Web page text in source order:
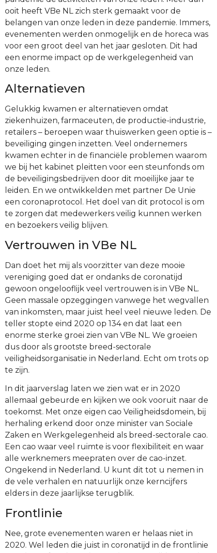
ooit heeft VBe NL zich sterk gemaakt voor de
belangen van onze leden in deze pandemie. Immers,
evenementen werden onmogelijk en de horeca was
voor een groot deel van het jaar gesloten. Dit had
een enorme impact op de werkgelegenheid van
onze leden.
Alternatieven
Gelukkig kwamen er alternatieven omdat
ziekenhuizen, farmaceuten, de productie-industrie,
retailers – beroepen waar thuiswerken geen optie is –
beveiliging gingen inzetten. Veel ondernemers
kwamen echter in de financiële problemen waarom
we bij het kabinet pleitten voor een steunfonds om
de beveiligingsbedrijven door dit moeilijke jaar te
leiden. En we ontwikkelden met partner De Unie
een coronaprotocol. Het doel van dit protocol is om
te zorgen dat medewerkers veilig kunnen werken
en bezoekers veilig blijven.
Vertrouwen in VBe NL
Dan doet het mij als voorzitter van deze mooie
vereniging goed dat er ondanks de coronatijd
gewoon ongelooflijk veel vertrouwen is in VBe NL.
Geen massale opzeggingen vanwege het wegvallen
van inkomsten, maar juist heel veel nieuwe leden. De
teller stopte eind 2020 op 134 en dat laat een
enorme sterke groei zien van VBe NL. We groeien
dus door als grootste breed-sectorale
veiligheidsorganisatie in Nederland. Echt om trots op
te zijn.
In dit jaarverslag laten we zien wat er in 2020
allemaal gebeurde en kijken we ook vooruit naar de
toekomst. Met onze eigen cao Veiligheidsdomein, bij
herhaling erkend door onze minister van Sociale
Zaken en Werkgelegenheid als breed-sectorale cao.
Een cao waar veel ruimte is voor flexibiliteit en waar
alle werknemers meepraten over de cao-inzet.
Ongekend in Nederland. U kunt dit tot u nemen in
de vele verhalen en natuurlijk onze kerncijfers
elders in deze jaarlijkse terugblik.
Frontlinie
Nee, grote evenementen waren er helaas niet in
2020. Wel leden die juist in coronatijd in de frontlinie